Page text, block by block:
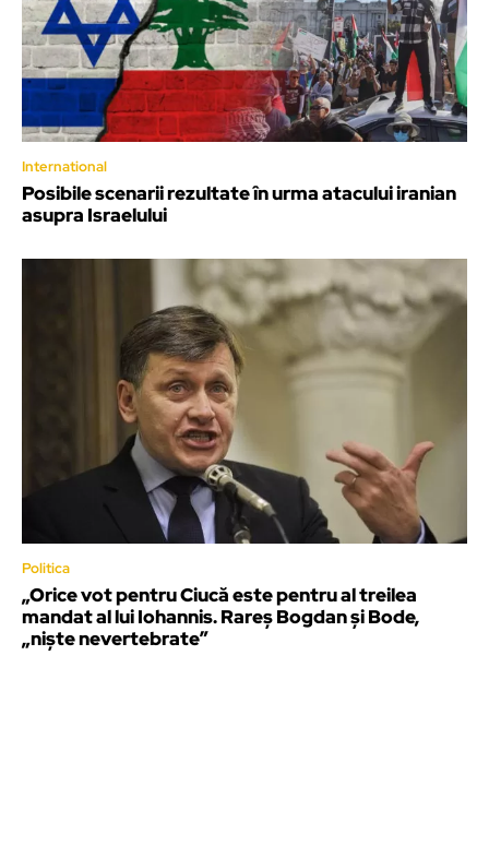
International
Posibile scenarii rezultate în urma atacului iranian
asupra Israelului
Politica
„Orice vot pentru Ciucă este pentru al treilea
mandat al lui Iohannis. Rareș Bogdan și Bode,
„niște nevertebrate”